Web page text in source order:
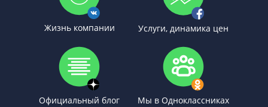
Жизнь компании Услуги, динамика цен
Официальный блог Мы в Одноклассниках